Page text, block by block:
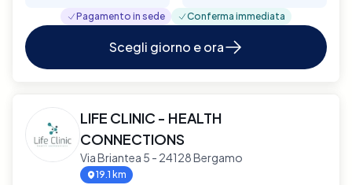
Pagamento in sede Conferma immediata
Scegli giorno e ora
LIFE CLINIC - HEALTH
CONNECTIONS
Via Briantea 5 - 24128 Bergamo
19.1 km